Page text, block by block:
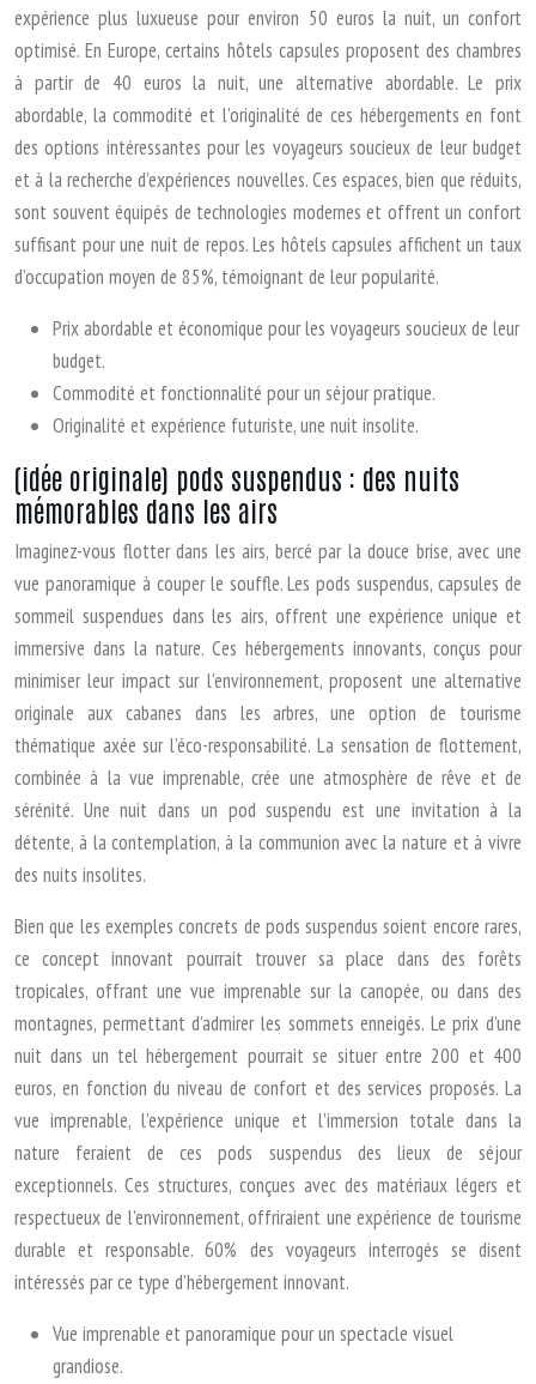
expérience plus luxueuse pour environ 50 euros la nuit, un confort
optimisé. En Europe, certains hôtels capsules proposent des chambres
à partir de 40 euros la nuit, une alternative abordable. Le prix
abordable, la commodité et l’originalité de ces hébergements en font
des options intéressantes pour les voyageurs soucieux de leur budget
et à la recherche d’expériences nouvelles. Ces espaces, bien que réduits,
sont souvent équipés de technologies modernes et offrent un confort
suffisant pour une nuit de repos. Les hôtels capsules affichent un taux
d’occupation moyen de 85%, témoignant de leur popularité.
Prix abordable et économique pour les voyageurs soucieux de leur
budget.
Commodité et fonctionnalité pour un séjour pratique.
Originalité et expérience futuriste, une nuit insolite.
(idée originale) pods suspendus : des nuits
mémorables dans les airs
Imaginez-vous flotter dans les airs, bercé par la douce brise, avec une
vue panoramique à couper le souffle. Les pods suspendus, capsules de
sommeil suspendues dans les airs, offrent une expérience unique et
immersive dans la nature. Ces hébergements innovants, conçus pour
minimiser leur impact sur l’environnement, proposent une alternative
originale aux cabanes dans les arbres, une option de tourisme
thématique axée sur l’éco-responsabilité. La sensation de flottement,
combinée à la vue imprenable, crée une atmosphère de rêve et de
sérénité. Une nuit dans un pod suspendu est une invitation à la
détente, à la contemplation, à la communion avec la nature et à vivre
des nuits insolites.
Bien que les exemples concrets de pods suspendus soient encore rares,
ce concept innovant pourrait trouver sa place dans des forêts
tropicales, offrant une vue imprenable sur la canopée, ou dans des
montagnes, permettant d’admirer les sommets enneigés. Le prix d’une
nuit dans un tel hébergement pourrait se situer entre 200 et 400
euros, en fonction du niveau de confort et des services proposés. La
vue imprenable, l’expérience unique et l’immersion totale dans la
nature feraient de ces pods suspendus des lieux de séjour
exceptionnels. Ces structures, conçues avec des matériaux légers et
respectueux de l’environnement, offriraient une expérience de tourisme
durable et responsable. 60% des voyageurs interrogés se disent
intéressés par ce type d’hébergement innovant.
Vue imprenable et panoramique pour un spectacle visuel
grandiose.